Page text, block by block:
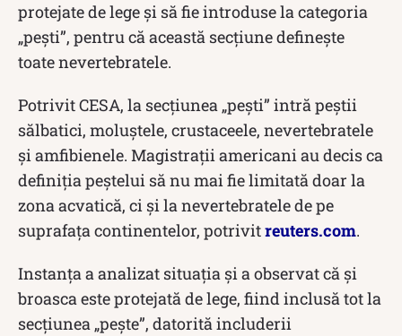
protejate de lege și să fie introduse la categoria
„peşti”, pentru că această secțiune defineşte
toate nevertebratele.
Potrivit CESA, la secțiunea „peşti” intră peştii
sălbatici, moluştele, crustaceele, nevertebratele
şi amfibienele. Magistrații americani au decis ca
definiția peștelui să nu mai fie limitată doar la
zona acvatică, ci și la nevertebratele de pe
suprafața continentelor, potrivitreuters.com.
Instanța a analizat situația și a observat că și
broasca este protejată de lege, fiind inclusă tot la
secțiunea „pește”, datorită includerii